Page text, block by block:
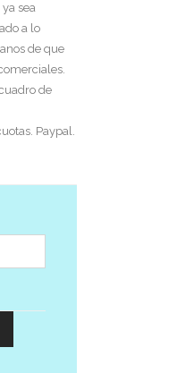
sea
a lo
de que
de
Paypal.